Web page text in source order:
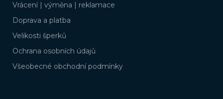
Vrácení | výměna | reklamace
Doprava a platba
Velikosti šperků
Ochrana osobních údajů
Všeobecné obchodní podmínky